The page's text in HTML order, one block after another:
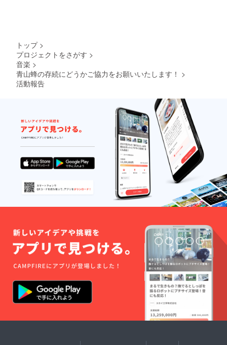
トップ >
プロジェクトをさがす >
音楽 >
青山蜂の存続にどうかご協力をお願いいたします！ >
活動報告